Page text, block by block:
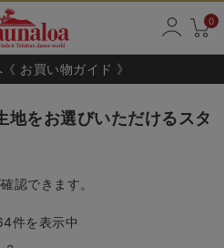
0
お買い物ガイド 》
地をお選びいただけるスタ
認できます。
件を表示中